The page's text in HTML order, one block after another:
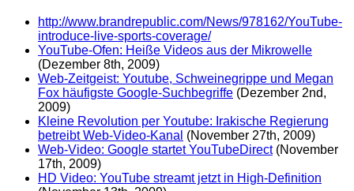
http://www.brandrepublic.com/News/978162/YouTube-
introduce-live-sports-coverage/
YouTube-Ofen: Heiße Videos aus der Mikrowelle
(Dezember 8th, 2009)
Web-Zeitgeist: Youtube, Schweinegrippe und Megan
Fox häufigste Google-Suchbegriffe (Dezember 2nd,
2009)
Kleine Revolution per Youtube: Irakische Regierung
betreibt Web-Video-Kanal (November 27th, 2009)
Web-Video: Google startet YouTubeDirect(November
17th, 2009)
HD Video: YouTube streamt jetzt in High-Definition